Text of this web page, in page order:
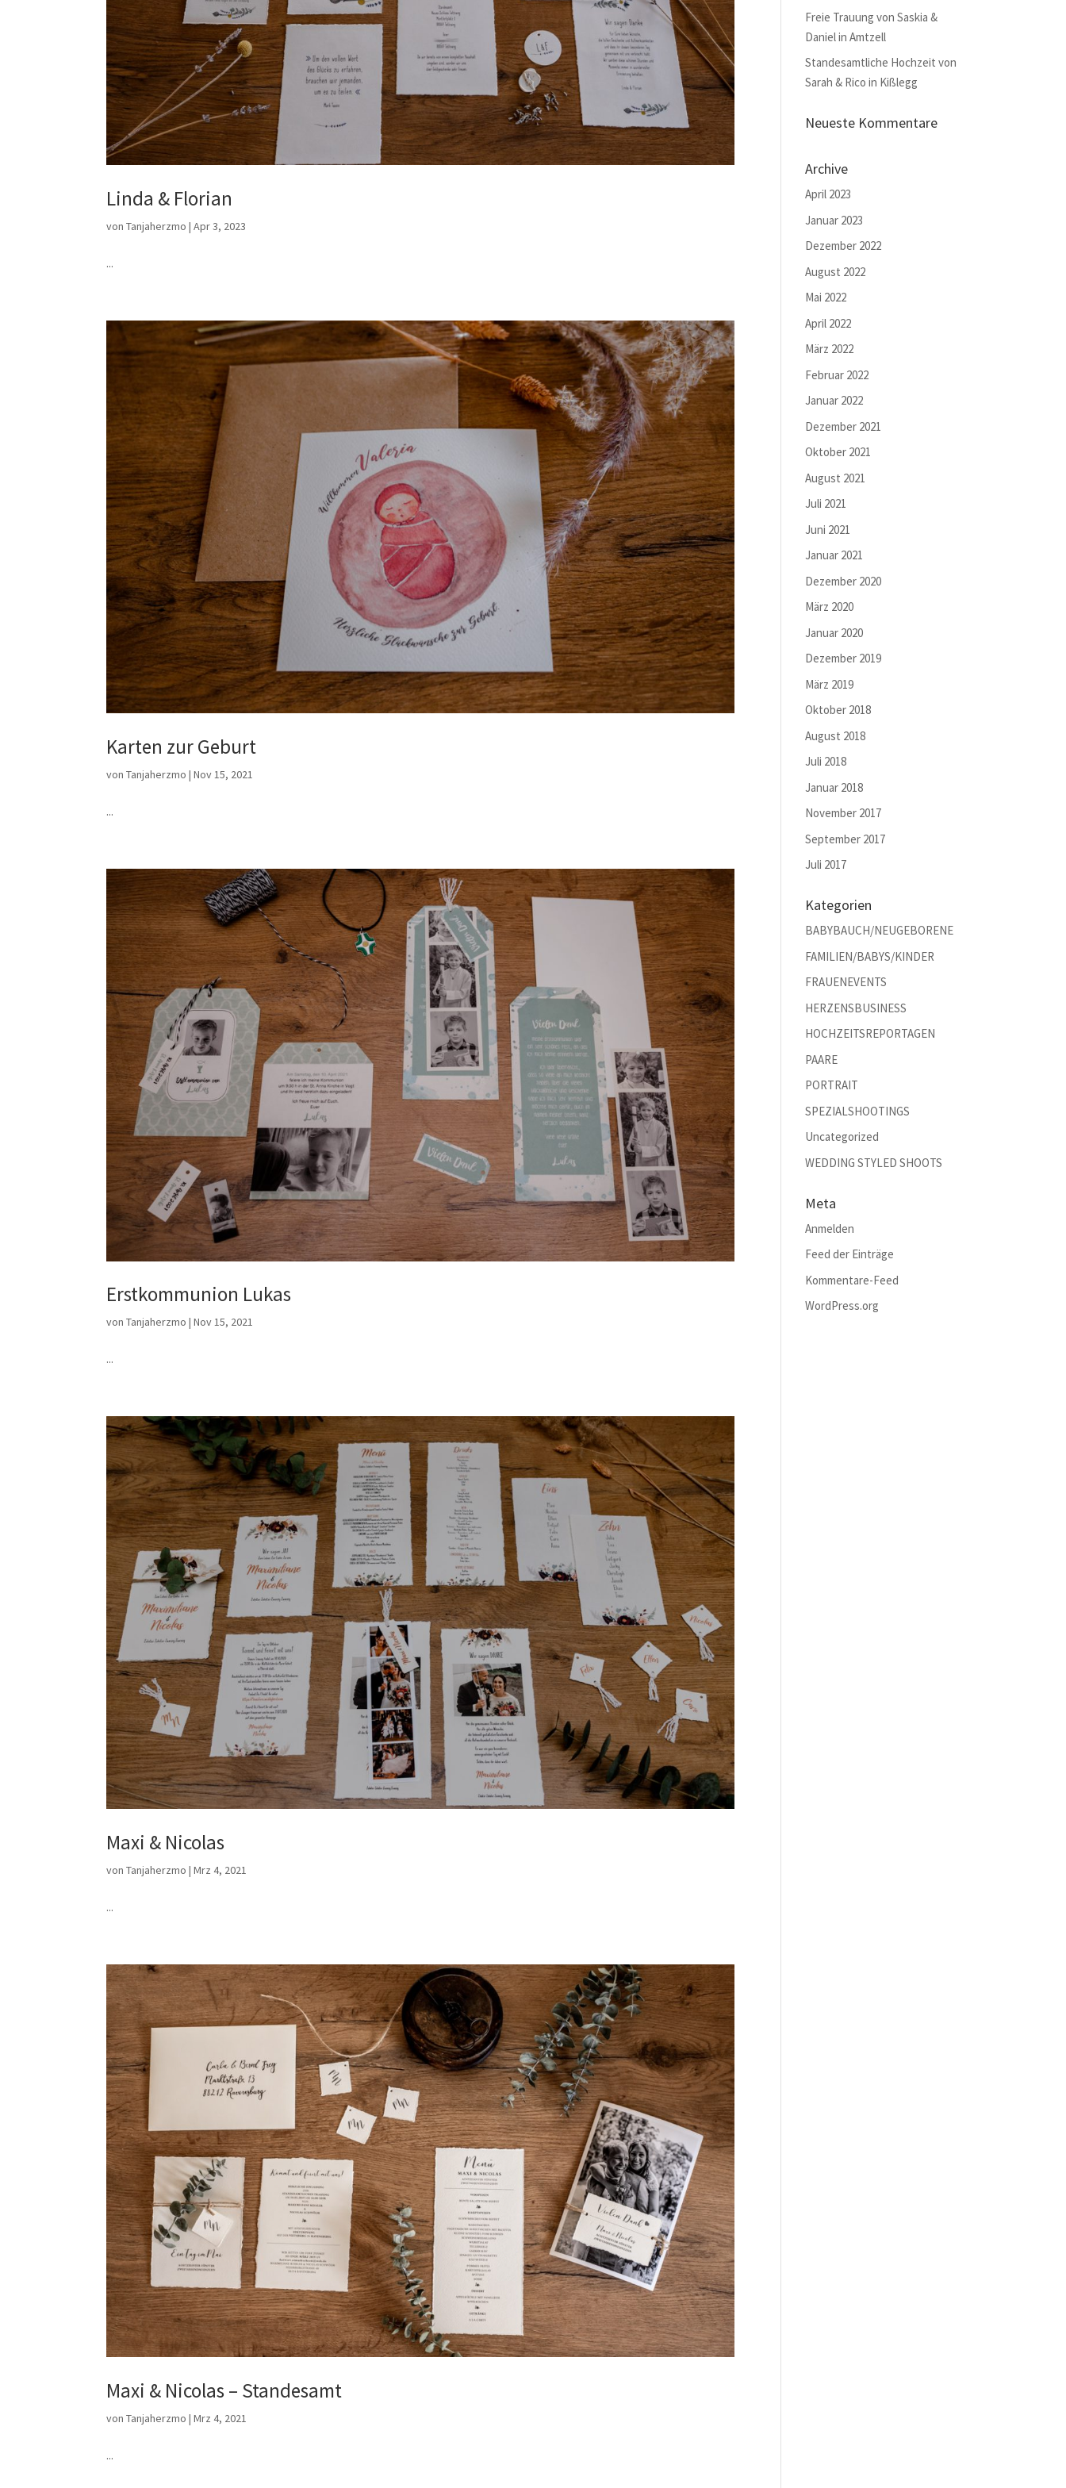
Linda & Florian
vonTanjaherzmo |Apr 3, 2023
...
Karten zur Geburt
vonTanjaherzmo |Nov 15, 2021
...
Erstkommunion Lukas
vonTanjaherzmo |Nov 15, 2021
...
Maxi & Nicolas
vonTanjaherzmo |Mrz 4, 2021
...
Maxi & Nicolas – Standesamt
vonTanjaherzmo |Mrz 4, 2021
...
Freie Trauung von Saskia &
Daniel in Amtzell
Standesamtliche Hochzeit von
Sarah & Rico in Kißlegg
Neueste Kommentare
Archive
April 2023
Januar 2023
Dezember 2022
August 2022
Mai 2022
April 2022
März 2022
Februar 2022
Januar 2022
Dezember 2021
Oktober 2021
August 2021
Juli 2021
Juni 2021
Januar 2021
Dezember 2020
März 2020
Januar 2020
Dezember 2019
März 2019
Oktober 2018
August 2018
Juli 2018
Januar 2018
November 2017
September 2017
Juli 2017
Kategorien
BABYBAUCH/NEUGEBORENE
FAMILIEN/BABYS/KINDER
FRAUENEVENTS
HERZENSBUSINESS
HOCHZEITSREPORTAGEN
PAARE
PORTRAIT
SPEZIALSHOOTINGS
Uncategorized
WEDDING STYLED SHOOTS
Meta
Anmelden
Feed der Einträge
Kommentare-Feed
WordPress.org